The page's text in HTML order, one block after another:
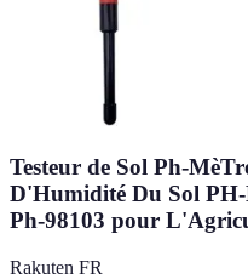
Testeur de Sol Ph-
D'Humidité Du Sol
Ph-98103 pour
Rakuten FR